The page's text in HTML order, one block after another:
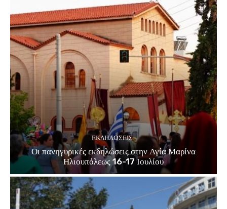
ΕΚΔΗΛΏΣΕΙΣ
Οι πανηγυρικές εκδηλώσεις στην Αγία Μαρίνα
Ηλιουπόλεως 16-17 Ιουλίου